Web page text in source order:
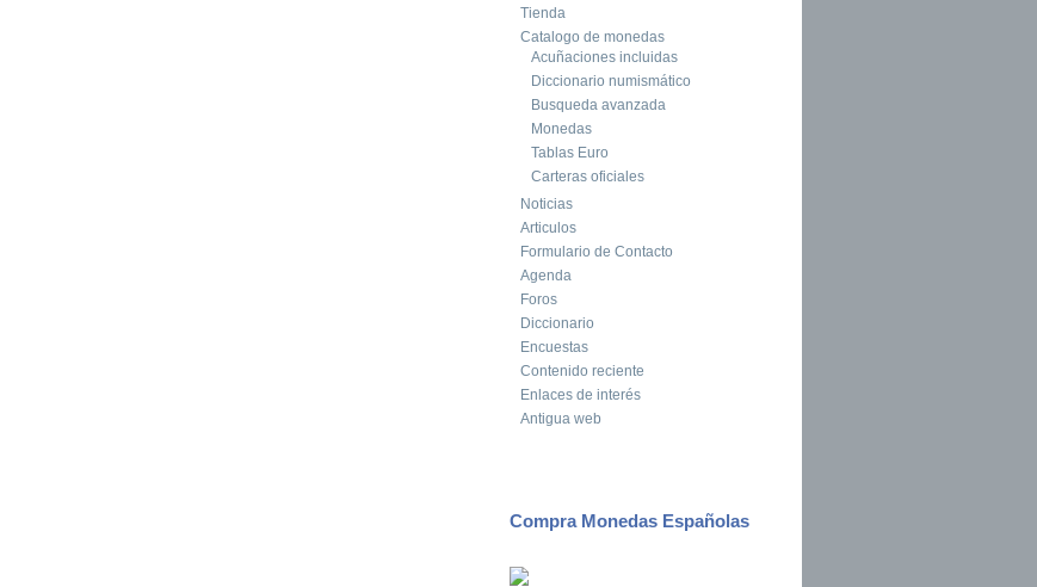
Tienda
Catalogo de monedas
Acuñaciones incluidas
Diccionario numismático
Busqueda avanzada
Monedas
Tablas Euro
Carteras oficiales
Noticias
Articulos
Formulario de Contacto
Agenda
Foros
Diccionario
Encuestas
Contenido reciente
Enlaces de interés
Antigua web
Compra Monedas Españolas